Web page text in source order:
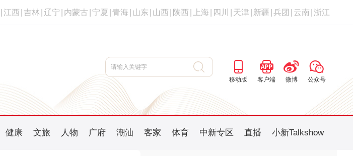
江西 吉林 辽宁 内蒙古 宁夏 青海 山东 山西 陕西 上海 四川 天津 新疆 兵团 云南 浙江
移动版 客户端 微博 公众号
健康 文旅 人物 广府 潮汕 客家 体育 中新专区 直播 小新Talkshow